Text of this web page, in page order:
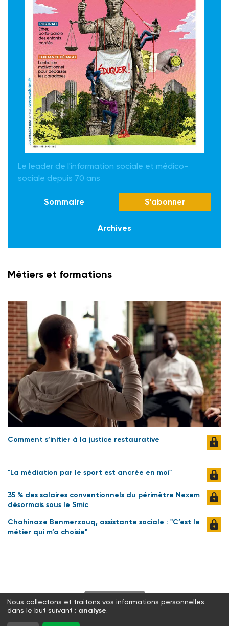
Le leader de l'information sociale et médico-
sociale depuis 70 ans
Sommaire S'abonner
Archives
Métiers et formations
Comment s’initier à la justice restaurative
"La médiation par le sport est ancrée en moi"
35 % des salaires conventionnels du périmètre Nexem
désormais sous le Smic
Chahinaze Benmerzouq, assistante sociale : "C’est le
métier qui m’a choisie"
S'abonner
Twitter Facebook
Nous collectons et traitons vos informations personnelles
dans le but suivant : analyse.